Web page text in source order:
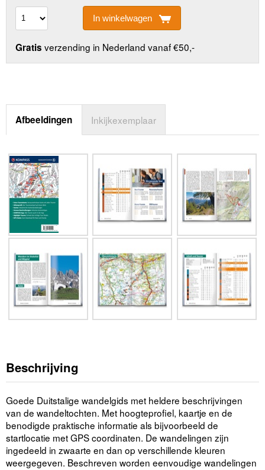
In winkelwagen
Gratis verzending in Nederland vanaf €50,-
Afbeeldingen Inkijkexemplaar
Beschrijving
Goede Duitstalige wandelgids met heldere beschrijvingen
van de wandeltochten. Met hoogteprofiel, kaartje en de
benodigde praktische informatie als bijvoorbeeld de
startlocatie met GPS coordinaten. De wandelingen zijn
ingedeeld in zwaarte en dan op verschillende kleuren
weergegeven. Beschreven worden eenvoudige wandelingen